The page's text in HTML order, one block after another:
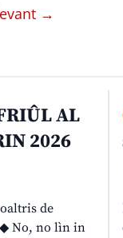
→
AL
2026
de
No, no lìn in